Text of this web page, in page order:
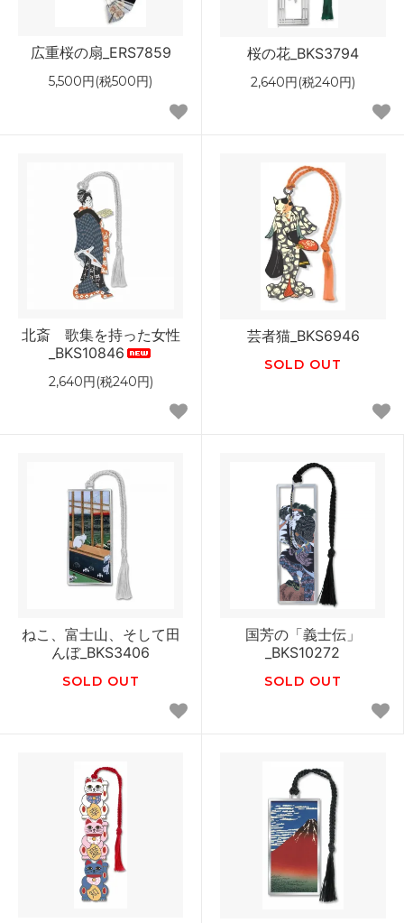
広重桜の扇_ERS7859
5,500円(税500円)
桜の花_BKS3794
2,640円(税240円)
北斎 歌集を持った女性
_BKS10846
2,640円(税240円)
芸者猫_BKS6946
SOLD OUT
ねこ、富士山、そして田
んぼ_BKS3406
SOLD OUT
国芳の「義士伝」
_BKS10272
SOLD OUT